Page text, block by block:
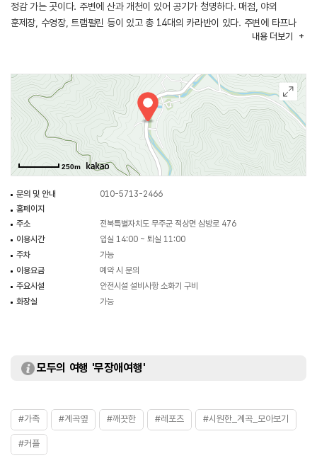
정감 가는 곳이다. 주변에 산과 개천이 있어 공기가 청명하다. 매점, 야외
훈제장, 수영장, 트램펄린 등이 있고 총 14대의 카라반이 있다. 주변에 타프나
텐트 설치도 가능하다. 카라반은 이중으로 된 문과 창문이 달려있다. 방충망도
향기가 가득하다. 테이블, 에어컨, 침대가 있고 주방에는 싱크대, 냉장고,
전자레인지, 전기포트, 미니밥솥 등 요리에 필요한 주방 가전이 갖춰져 있다.
열차 안에서 마주 앉아 음식을 즐기는 카페테리아 느낌으로 내부에서나 바깥
테라스에서나 어디에서도 분위기를 낼 수 있다. 화장실도 세면대, 샤워호스,
변기가 깨끗하게 관리되고 있어서 나만의 카라반 안에서 가족, 친구, 연인과
오붓한 시간을 보낼 수 있다.
내용 더보기
250m
문의 및 안내
010-5713-2466
홈페이지
주소
전북특별자치도 무주군 적상면 삼방로 476
이용시간
입실 14:00 ~ 퇴실 11:00
주차
가능
이용요금
예약 시 문의
주요시설
안전시설 설비사항 소화기 구비
화장실
가능
모두의 여행 '무장애여행'
#가족 #계곡옆 #깨끗한 #레포츠 #시원한_계곡_모아보기
#커플